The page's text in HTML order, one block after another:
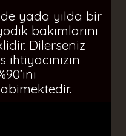
yada yılda bir
bakımlarını
Dilerseniz